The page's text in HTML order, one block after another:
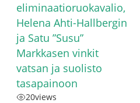
eliminaatioruokavalio,
Helena Ahti-Hallbergin
ja Satu ”Susu”
Markkasen vinkit
vatsan ja suolisto
tasapainoon
20views